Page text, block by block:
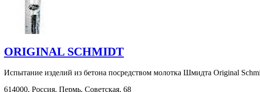
ORIGINAL SCHMIDT
Испытание изделий из бетона посредством молотка Шмидта Original
614000, Россия, Пермь, Советская, 68